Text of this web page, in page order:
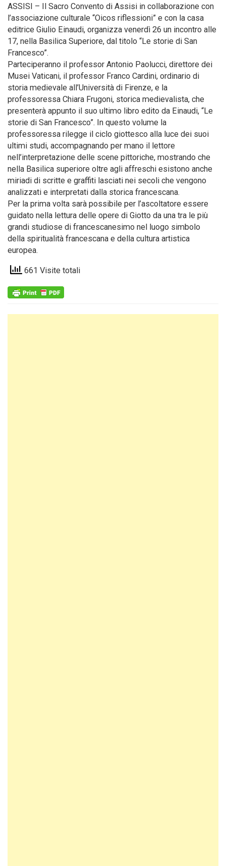
ASSISI – Il Sacro Convento di Assisi in collaborazione con
l’associazione culturale “Oicos riflessioni” e con la casa
editrice Giulio Einaudi, organizza venerdì 26 un incontro alle
17, nella Basilica Superiore, dal titolo “Le storie di San
Francesco”.
Parteciperanno il professor Antonio Paolucci, direttore dei
Musei Vaticani, il professor Franco Cardini, ordinario di
storia medievale all’Università di Firenze, e la
professoressa Chiara Frugoni, storica medievalista, che
presenterà appunto il suo ultimo libro edito da Einaudi, “Le
storie di San Francesco”. In questo volume la
professoressa rilegge il ciclo giottesco alla luce dei suoi
ultimi studi, accompagnando per mano il lettore
nell’interpretazione delle scene pittoriche, mostrando che
nella Basilica superiore oltre agli affreschi esistono anche
miriadi di scritte e graffiti lasciati nei secoli che vengono
analizzati e interpretati dalla storica francescana.
Per la prima volta sarà possibile per l’ascoltatore essere
guidato nella lettura delle opere di Giotto da una tra le più
grandi studiose di francescanesimo nel luogo simbolo
della spiritualità francescana e della cultura artistica
europea.
661 Visite totali